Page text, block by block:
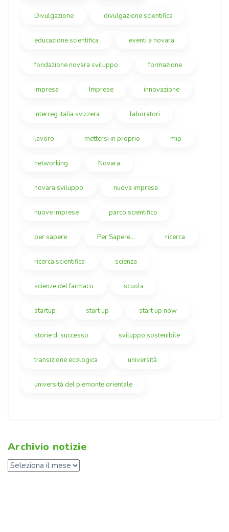
Divulgazione divulgazione scientifica
educazione scientifica eventi a novara
fondazione novara sviluppo formazione
impresa Imprese innovazione
interreg italia svizzera laboratori
lavoro mettersi in proprio mip
networking Novara
novara sviluppo nuova impresa
nuove imprese parco scientifico
per sapere Per Sapere... ricerca
ricerca scientifica scienza
scienze del farmaco scuola
startup start up start up now
storie di successo sviluppo sostenibile
transizione ecologica università
università del piemonte orientale
Archivio notizie